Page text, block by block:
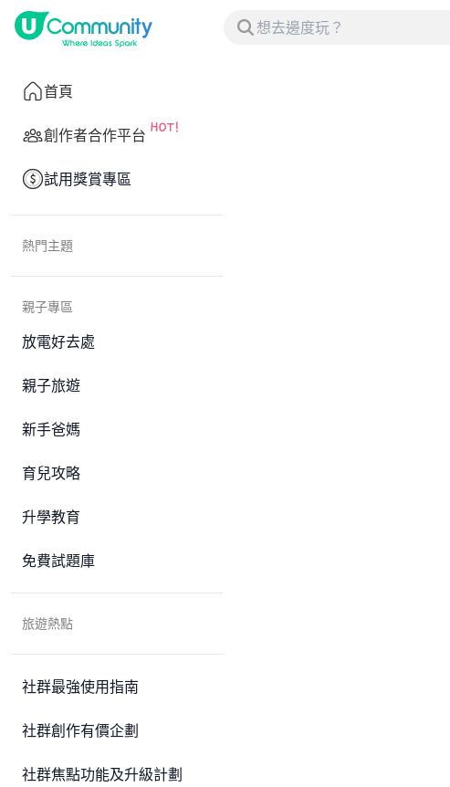
首頁
創作者合作平台
試用獎賞專區
熱門主題
親子專區
放電好去處
親子旅遊
新手爸媽
育兒攻略
升學教育
免費試題庫
旅遊熱點
社群最強使用指南
社群創作有價企劃
社群焦點功能及升級計劃